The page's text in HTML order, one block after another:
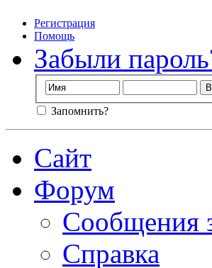
Регистрация
Помощь
Забыли
Запомнить?
Сайт
Форум
Сообщения
Справка